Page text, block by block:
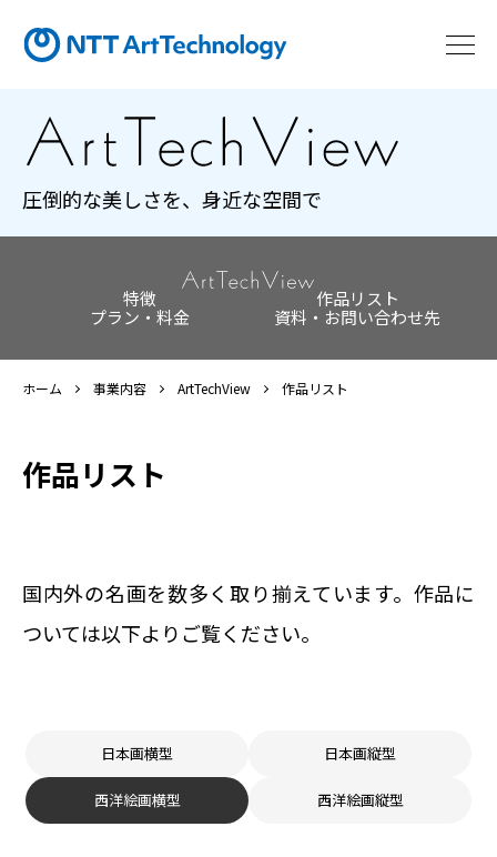
圧倒的な美しさを、身近な空間で
特徴
作品リスト
プラン・料金
資料・お問い合わせ先
ホーム 事業内容 ArtTechView 作品リスト
作品リスト
国内外の名画を数多く取り揃えています。 作品に
ついては以下よりご覧ください。
日本画横型 日本画縦型
西洋絵画横型 西洋絵画縦型